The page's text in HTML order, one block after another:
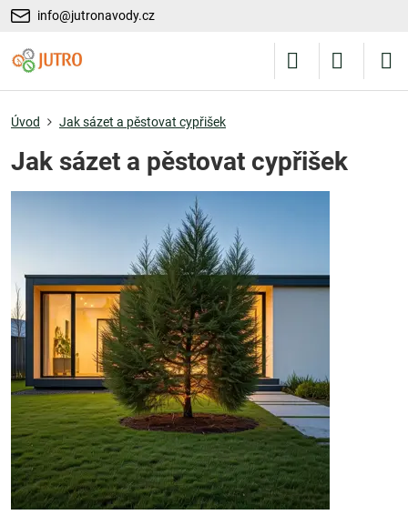
info@jutronavody.cz
Úvod Jak sázet a pěstovat cypřišek
Jak sázet a pěstovat cypřišek